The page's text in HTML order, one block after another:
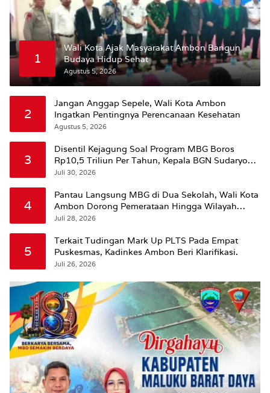
1
Wali Kota Ajak Masyarakat Ambon Bangun
Budaya Hidup Sehat
Agustus 5, 2026
2
Jangan Anggap Sepele, Wali Kota Ambon
Ingatkan Pentingnya Perencanaan Kesehatan
Agustus 5, 2026
3
Disentil Kejagung Soal Program MBG Boros
Rp10,5 Triliun Per Tahun, Kepala BGN Sudaryono
Beri Penjelasan
Juli 30, 2026
4
Pantau Langsung MBG di Dua Sekolah, Wali Kota
Ambon Dorong Pemerataan Hingga Wilayah
Leitimur Selatan
Juli 28, 2026
5
Terkait Tudingan Mark Up PLTS Pada Empat
Puskesmas, Kadinkes Ambon Beri Klarifikasi.
Juli 26, 2026